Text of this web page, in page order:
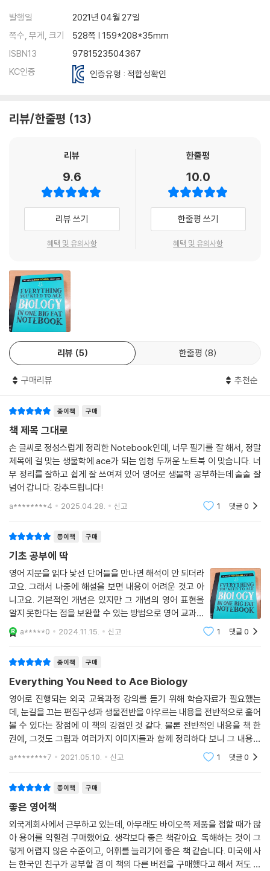
발행일
2021년 04월 27일
쪽수, 무게, 크기
528쪽 | 159*208*35mm
ISBN13
9781523504367
KC인증
인증유형 : 적합성확인
리뷰/한줄평 13
리뷰
9.6
리뷰 쓰기
혜택 및 유의사항
한줄평
10.0
한줄평 쓰기
혜택 및 유의사항
리뷰 5 한줄평 8
구매리뷰 추천순
종이책 구매
책 제목 그대로
손 글씨로 정성스럽게 정리한 Notebook인데, 너무 필기를 잘 해서, 정말
제목에 걸 맞는 생물학에 ace가 되는 엄청 두꺼운 노트북 이 맞습니다. 너
무 정리를 잘하고 쉽게 잘 쓰여져 있어 영어로 생물학 공부하는데 술술 잘
넘어 갑니다. 강추드립니다!
a********4 2025.04.28. 신고 1 댓글0
종이책 구매
기초 공부에 딱
영어 지문을 읽다 낯선 단어들을 만나면 해석이 안 되더라
고요. 그래서 나중에 해설을 보면 내용이 어려운 것고 아
니고요. 기본적인 개념은 있지만 그 개념의 영어 표현을
알지 못한다는 점을 보완할 수 있는 방법으로 영어 교과서
를 구입했어요. 쭉 훑어보면서 비워져 있는 어휘를 채우려
고 합니다.
a*****0 2024.11.15. 신고 1 댓글0
종이책 구매
Everything You Need to Ace Biology
영어로 진행되는 외국 교육과정 강의를 듣기 위해 학습자료가 필요했는
데, 눈길을 끄는 편집구성과 생물전반을 아우르는 내용을 전반적으로 훑어
볼 수 있다는 장점에 이 책의 강점인 것 같다. 물론 전반적인 내용을 책 한
권에, 그것도 그림과 여러가지 이미지들과 함께 정리하다 보니 그 내용은
깊지 않지만 과학에서 쓰이는 용어와 영어 표현들을 살펴보기 위해 이 책
a********7 2021.05.10. 신고 1 댓글0
종이책 구매
좋은 영어책
외국계회사에서 근무하고 있는데, 아무래도 바이오쪽 제품을 접할 때가 많
아 용어를 익힐겸 구매했어요. 생각보다 좋은 책같아요. 독해하는 것이 그
렇게 어렵지 않은 수준이고, 어휘를 늘리기에 좋은 책 같습니다. 미국에 사
는 한국인 친구가 공부할 겸 이 책의 다른 버전을 구매했다고 해서 저도 한